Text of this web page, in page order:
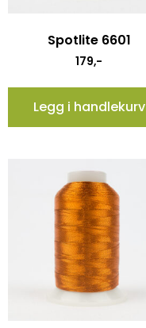
Spotlite 6601
179,-
Legg i handlekurv